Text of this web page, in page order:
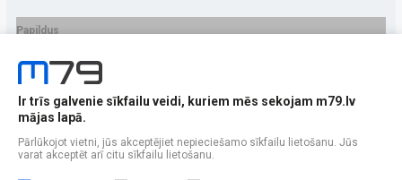
Papildus
Ražotājs
PRECES APRAKSTS
EAN - 5906146477384
Ir trīs galvenie sīkfailu veidi, kuriem mēs sekojam m79.lv
mājas lapā.
Pārlūkojot vietni, jūs akceptējiet nepieciešamo sīkfailu lietošanu. Jūs
varat akceptēt arī citu sīkfailu lietošanu.